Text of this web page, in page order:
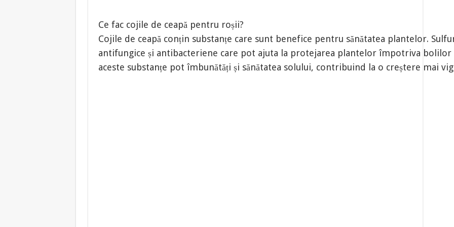
Ce fac cojile de ceapă pentru roșii?
Cojile de ceapă conțin substanțe care sunt benefice pentru sănătatea plantelor.
antifungice și antibacteriene care pot ajuta la protejarea plantelor împotriva bolilor
aceste substanțe pot îmbunătăți și sănătatea solului, contribuind la o creștere mai